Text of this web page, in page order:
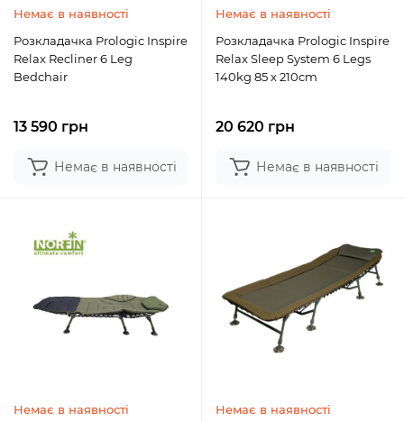
Немає в наявності
Розкладачка Prologic Inspire
Relax Recliner 6 Leg
Bedchair
13 590 грн
Немає в наявності
Немає в наявності
Розкладачка Prologic Inspire
Relax Sleep System 6 Legs
140kg 85 x 210cm
20 620 грн
Немає в наявності
Немає в наявності
Немає в наявності